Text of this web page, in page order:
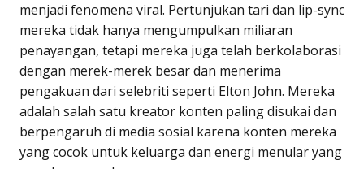
menjadi fenomena viral. Pertunjukan tari dan lip-sync
mereka tidak hanya mengumpulkan miliaran
penayangan, tetapi mereka juga telah berkolaborasi
dengan merek-merek besar dan menerima
pengakuan dari selebriti seperti Elton John. Mereka
adalah salah satu kreator konten paling disukai dan
berpengaruh di media sosial karena konten mereka
yang cocok untuk keluarga dan energi menular yang